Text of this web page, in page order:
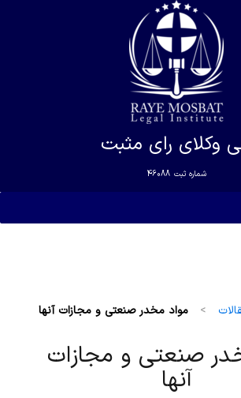
وکلای رای مثبت
شماره ثبت 46088
> مواد مخدر صنعتی و مجازات آنها
صنعتی و مجازات
آنها